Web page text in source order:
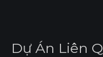
Dự Án Liên Q